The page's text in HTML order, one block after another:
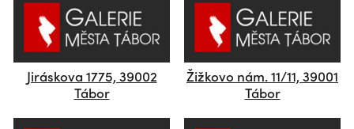
Jiráskova 1775, 39002
Tábor
Žižkovo nám. 11/11, 39001
Tábor